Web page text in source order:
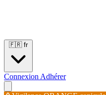
🇫🇷 fr
Connexion Adhérer